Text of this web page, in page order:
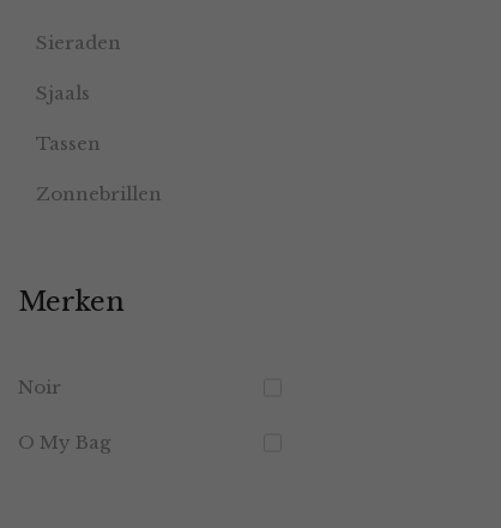
Sieraden
Sjaals
Tassen
Zonnebrillen
Merken
Noir
O My Bag